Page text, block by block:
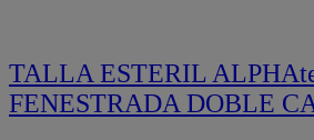
TALLA ESTERIL
FENESTRADA DOBLE